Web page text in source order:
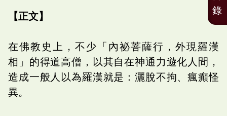
【正文】
在佛教史上，不少「內祕菩薩行，外現羅漢
相」的得道高僧，以其自在神通力遊化人間，
造成一般人以為羅漢就是：灑脫不拘、瘋癲怪
異。
錄